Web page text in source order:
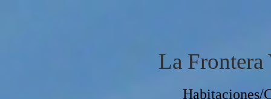
La Frontera
Habitaciones/